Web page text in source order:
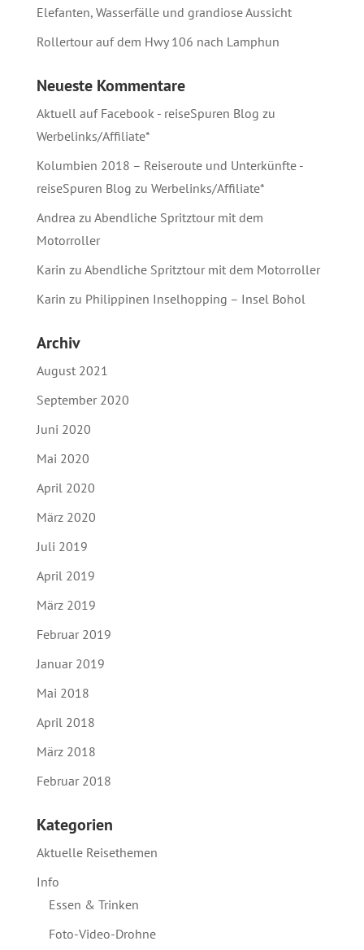
Elefanten, Wasserfälle und grandiose Aussicht
Rollertour auf dem Hwy 106 nach Lamphun
Neueste Kommentare
Aktuell auf Facebook - reiseSpuren Blog zu
Werbelinks/Affiliate*
Kolumbien 2018 – Reiseroute und Unterkünfte -
reiseSpuren Blog zu Werbelinks/Affiliate*
Andrea zu Abendliche Spritztour mit dem
Motorroller
Karin zu Abendliche Spritztour mit dem Motorroller
Karin zu Philippinen Inselhopping – Insel Bohol
Archiv
August 2021
September 2020
Juni 2020
Mai 2020
April 2020
März 2020
Juli 2019
April 2019
März 2019
Februar 2019
Januar 2019
Mai 2018
April 2018
März 2018
Februar 2018
Kategorien
Aktuelle Reisethemen
Info
Essen & Trinken
Foto-Video-Drohne